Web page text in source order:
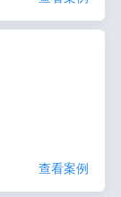
查看案例